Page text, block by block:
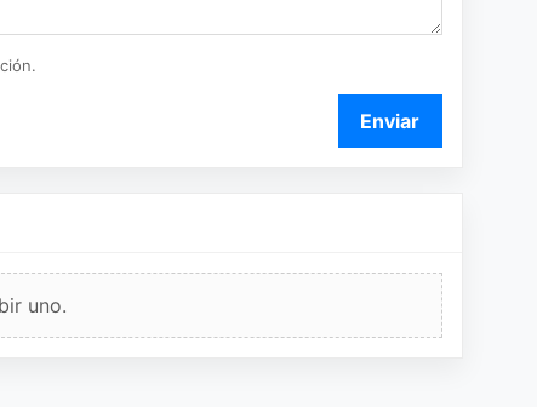
Enviar
uno.